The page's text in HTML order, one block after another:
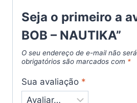
Seja o primeiro a
BOB – NAUTIKA”
O seu endereço de e-mail não
obrigatórios são marcados com *
Sua avaliação *